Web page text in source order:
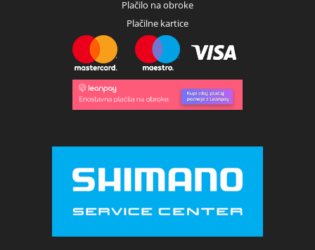
Plačilo na obroke
Plačilne kartice